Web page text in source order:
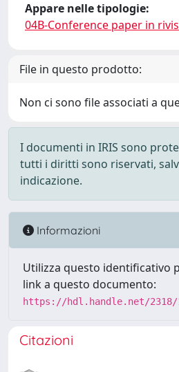
Appare nelle tipologie:
04B-Conference paper in
File in questo prodotto:
Non ci sono file associati a
I documenti in IRIS sono
tutti i diritti sono riservati,
indicazione.
Informazioni
Utilizza questo identificativo
link a questo documento:
https://hdl.handle.net/2318/
Citazioni